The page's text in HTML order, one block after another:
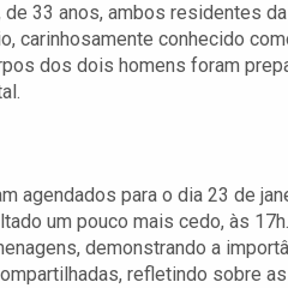
33 anos, ambos residentes
carinhosamente conhecido
dos dois homens foram
agendados para o dia 23 de
um pouco mais cedo, às
demonstrando a
refletindo sobre